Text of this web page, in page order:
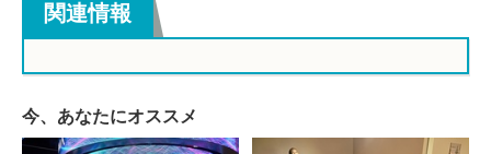
関連情報
今、あなたにオススメ